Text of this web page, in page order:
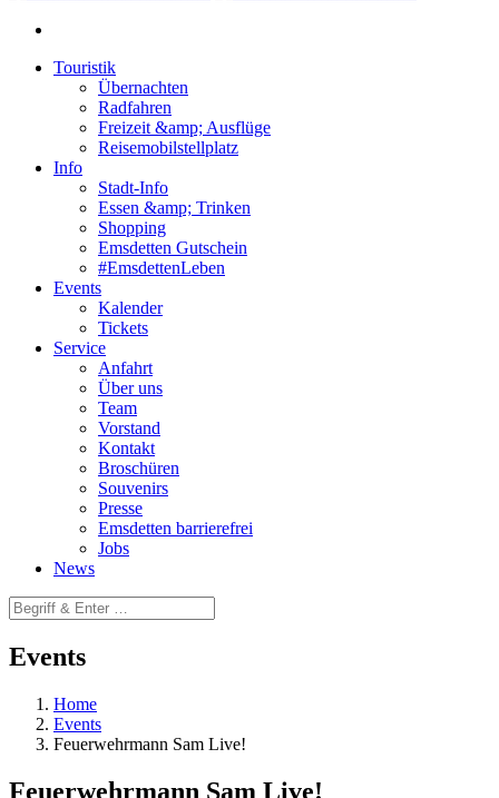
Touristik
Übernachten
Radfahren
Freizeit &amp; Ausflüge
Reisemobilstellplatz
Info
Stadt-Info
Essen &amp; Trinken
Shopping
Emsdetten Gutschein
#EmsdettenLeben
Events
Kalender
Tickets
Service
Anfahrt
Über uns
Team
Vorstand
Kontakt
Broschüren
Souvenirs
Presse
Emsdetten barrierefrei
Jobs
News
Events
Home
Events
Feuerwehrmann Sam Live!
Feuerwehrmann Sam Live!